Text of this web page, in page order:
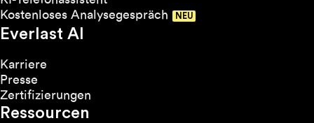
Kostenloses Analysegespräch
Everlast AI
Karriere
Presse
Zertifizierungen
Ressourcen